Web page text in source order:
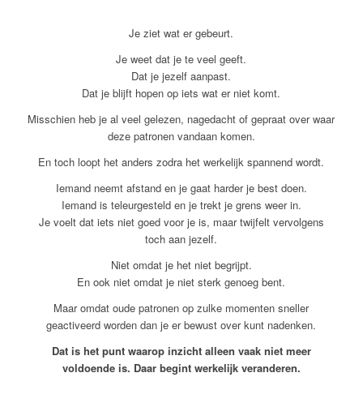
Je ziet wat er gebeurt.
Je weet dat je te veel geeft.
Dat je jezelf aanpast.
Dat je blijft hopen op iets wat er niet komt.
Misschien heb je al veel gelezen, nagedacht of gepraat over waar
deze patronen vandaan komen.
En toch loopt het anders zodra het werkelijk spannend wordt.
Iemand neemt afstand en je gaat harder je best doen.
Iemand is teleurgesteld en je trekt je grens weer in.
Je voelt dat iets niet goed voor je is, maar twijfelt vervolgens
toch aan jezelf.
Niet omdat je het niet begrijpt.
En ook niet omdat je niet sterk genoeg bent.
Maar omdat oude patronen op zulke momenten sneller
geactiveerd worden dan je er bewust over kunt nadenken.
Dat is het punt waarop inzicht alleen vaak niet meer
voldoende is. Daar begint werkelijk veranderen.